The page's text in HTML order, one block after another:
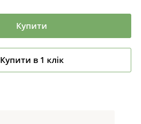
Купити
Купити в 1 клік